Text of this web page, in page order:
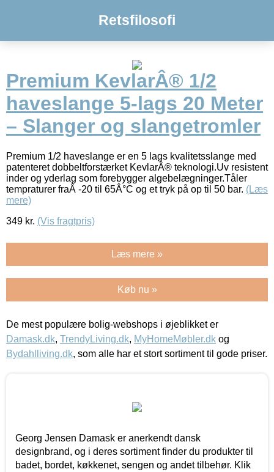
Retsfilosofi
Premium KevlarÂ® 1/2
haveslange 5-lags 20 Meter
– Slanger og slangetromler
Premium 1/2 haveslange er en 5 lags kvalitetsslange med
patenteret dobbeltforstærket KevlarÂ® teknologi.Uv resistent
inder og yderlag som forebygger algebelægninger.Tåler
tempraturer fraÂ -20 til 65Â°C og et tryk på op til 50 bar. (Læs
mere)
349 kr. (Vis fragtpris)
Læs mere »
Køb nu »
De mest populære bolig-webshops i øjeblikket er
Damask.dk, TrendyLiving.dk, MyHomeMøbler.dk og
Bydahlliving.dk, som alle har et stort sortiment til gode priser.
Georg Jensen Damask er anerkendt dansk
designbrand, og i deres sortiment finder du produkter til
badet, bordet, køkkenet, sengen og andet tilbehør. Klik